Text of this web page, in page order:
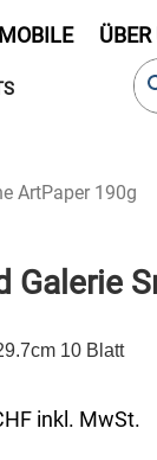
MOBILE
ArtPaper 190g
Galerie
10 Blatt
inkl. MwSt.